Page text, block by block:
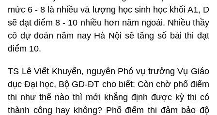
mức 6 - 8 là nhiều và lượng học sinh học khối A1, D
sẽ đạt điểm 8 - 10 nhiều hơn năm ngoái. Nhiều thầy
cô dự đoán năm nay Hà Nội sẽ tăng số bài thi đạt
điểm 10.
TS Lê Viết Khuyến, nguyên Phó vụ trưởng Vụ Giáo
dục Đại học, Bộ GD-ĐT cho biết: Còn chờ phổ điểm
thi như thế nào thì mới khẳng định được kỳ thi có
thành công hay không? Phổ điểm thi đảm bảo độ